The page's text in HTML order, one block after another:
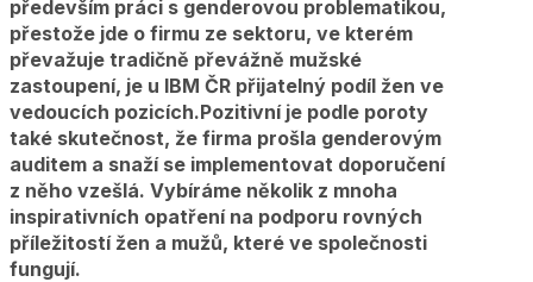
především práci s genderovou problematikou,
přestože jde o firmu ze sektoru, ve kterém
převažuje tradičně převážně mužské
zastoupení, je u IBM ČR přijatelný podíl žen ve
vedoucích pozicích.Pozitivní je podle poroty
také skutečnost, že firma prošla genderovým
auditem a snaží se implementovat doporučení
z něho vzešlá. Vybíráme několik z mnoha
inspirativních opatření na podporu rovných
příležitostí žen a mužů, které ve společnosti
fungují.